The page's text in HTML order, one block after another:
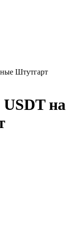
Штутгарт
на